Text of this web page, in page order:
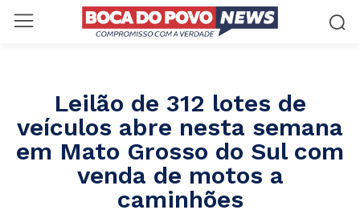
Leilão de 312 lotes de
veículos abre nesta semana
em Mato Grosso do Sul com
venda de motos a
caminhões